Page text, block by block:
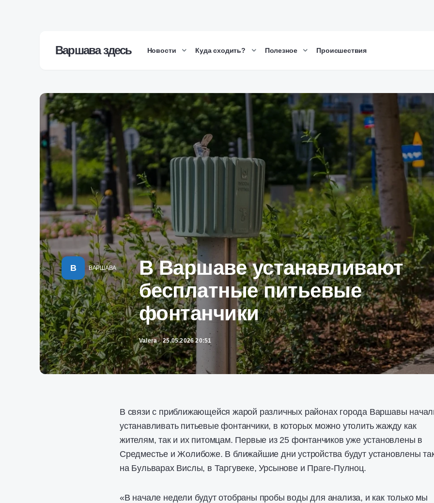
Варшава здесь Новости Куда сходить? Полезное Происшествия
В ВАРШАВА
В Варшаве устанавливают
бесплатные питьевые
фонтанчики
Valera 25.05.2026 20:51
В связи с приближающейся жарой различных районах города Варшавы
устанавливать питьевые фонтанчики, в которых можно утолить жажду как
жителям, так и их питомцам. Первые из 25 фонтанчиков уже установлены в
Средместье и Жолибоже. В ближайшие дни устройства будут установлены
на Бульварах Вислы, в Таргувеке, Урсынове и Праге-Пулноц.
«В начале недели будут отобраны пробы воды для анализа, и как только мы